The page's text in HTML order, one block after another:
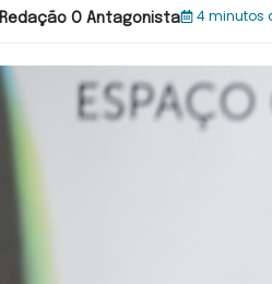
Redação O Antagonista 4 minutos